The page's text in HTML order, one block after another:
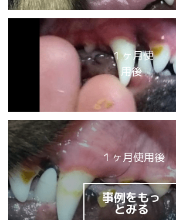
１ヶ月使
用後
１ヶ月使用後
事例をもっ
とみる